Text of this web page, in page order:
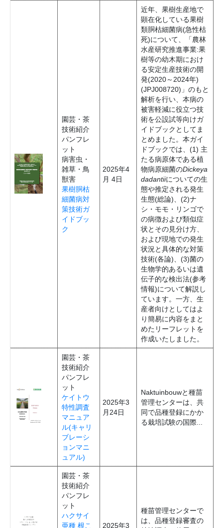
園芸・茶
技術紹介
パンフレ
ット
病害虫・
雑草・鳥
獣害
果樹胴枯
細菌病対
策技術ガ
イドブッ
ク
2025年4
月 4日
近年、果樹生産地で
顕在化している果樹
類胴枯細菌病(急性枯
死)について、「農林
水産研究推進事業:果
樹等の幼木期におけ
る安定生産技術の開
発(2020～2024年)
(JPJ008720)」のもと
解析を行い、本病の
被害軽減に役立つ技
術を公設試等向けガ
イドブックとしてま
とめました。本ガイ
ドブックでは、(1) 主
たる病原体である植
物病原細菌のDickeya
dadantiiについての生
態や推定される発生
生態(総論)、(2)ナ
シ・モモ・リンゴで
の病徴および類似症
状とその見分け方、
および現地での発生
状況と具体的な対策
技術(各論)、(3)菌の
生物学的あるいは遺
伝子的な検出法(参考
情報)について解説し
ています。一方、生
産者向けとしてはよ
り簡易に内容をまと
めたリーフレットを
作成いたしました。
園芸・茶
技術紹介
パンフレ
ット
ケイトウ
特性調査
マニュア
ル(キャリ
ブレーシ
ョンマニ
ュアル)
2025年3
月24日
Naktuinbouwと種苗
管理センターは、共
同で品種登録にかか
る栽培試験の国際...
園芸・茶
技術紹介
パンフレ
ット
ハクサイ
亜種 根こ
2025年3
種苗管理センターで
は、品種登録審査の